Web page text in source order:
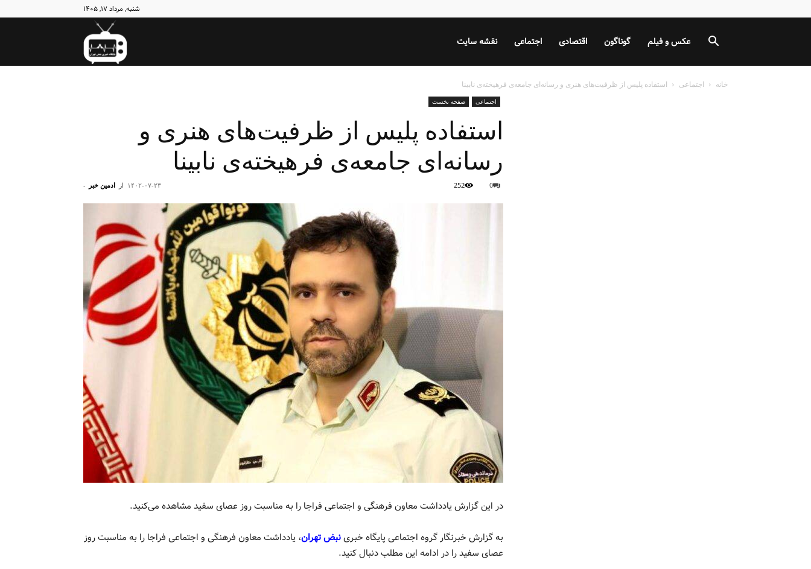
شنبه, مرداد ۱۷, ۱۴۰۵
نبض نقشه سایت اجتماعی اقتصادی گوناگون عکس و فیلم
خانه اجتماعی استفاده پلیس از ظرفیت‌های هنری و رسانه‌ای جامعه‌ی فرهیخته‌ی نابینا
اجتماعی صفحه نخست
استفاده پلیس از ظرفیت‌های هنری و
رسانه‌ای جامعه‌ی فرهیخته‌ی نابینا
از ادمین خبر - ۱۴۰۲-۰۷-۲۳ 0
252
در این گزارش یادداشت معاون فرهنگی و اجتماعی فراجا را به مناسبت روز عصای سفید مشاهده می‌کنید.
به گزارش خبرنگار گروه اجتماعی پایگاه خبرینبض تهران، یادداشت معاون فرهنگی و اجتماعی فراجا را به مناسبت روز
عصای سفید را در ادامه این مطلب دنبال کنید.